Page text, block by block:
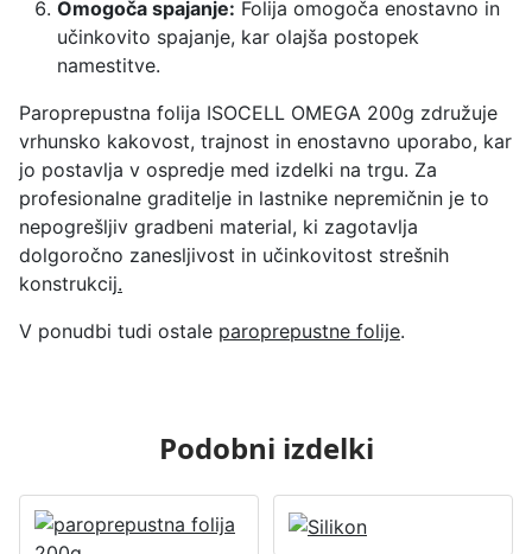
Omogoča spajanje: Folija omogoča enostavno in
učinkovito spajanje, kar olajša postopek
namestitve.
Paroprepustna folija ISOCELL OMEGA 200g združuje
vrhunsko kakovost, trajnost in enostavno uporabo, kar
jo postavlja v ospredje med izdelki na trgu. Za
profesionalne graditelje in lastnike nepremičnin je to
nepogrešljiv gradbeni material, ki zagotavlja
dolgoročno zanesljivost in učinkovitost strešnih
konstrukcij.
V ponudbi tudi ostale paroprepustne folije.
Podobni izdelki